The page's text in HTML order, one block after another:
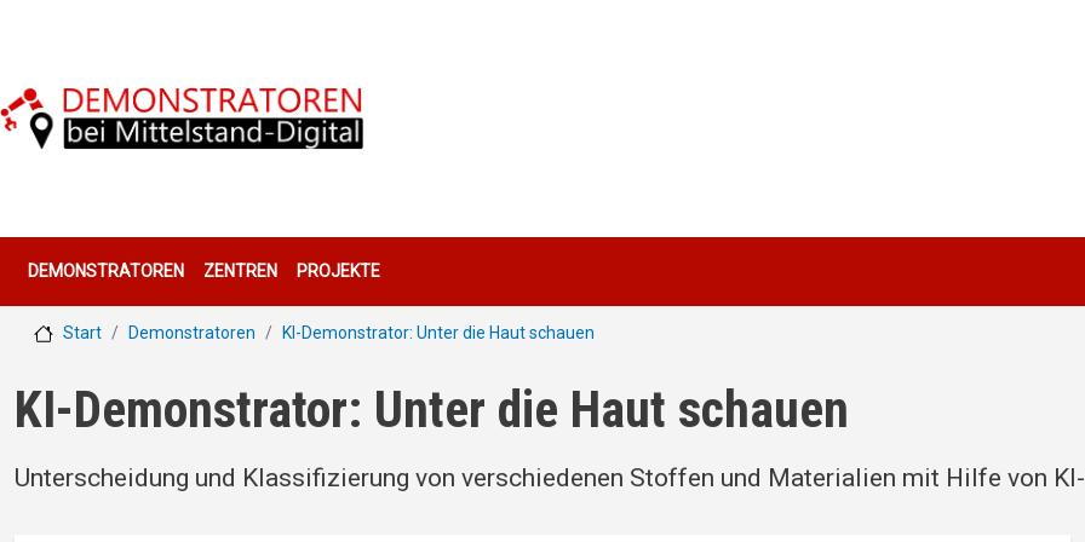
Hauptnavigation
DEMONSTRATOREN ZENTREN PROJEKTE
Start Demonstratoren KI-Demonstrator: Unter die Haut schauen
KI-Demonstrator: Unter die Haut schauen
Unterscheidung und Klassifizierung von verschiedenen Stoffen und Materialien mit Hilfe von